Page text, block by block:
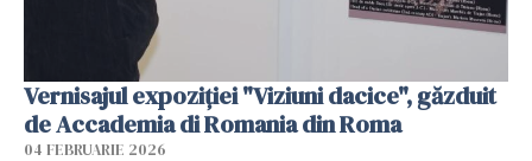
Vernisajul expoziției "Viziuni dacice", găzduit
de Accademia di Romania din Roma
04 FEBRUARIE 2026